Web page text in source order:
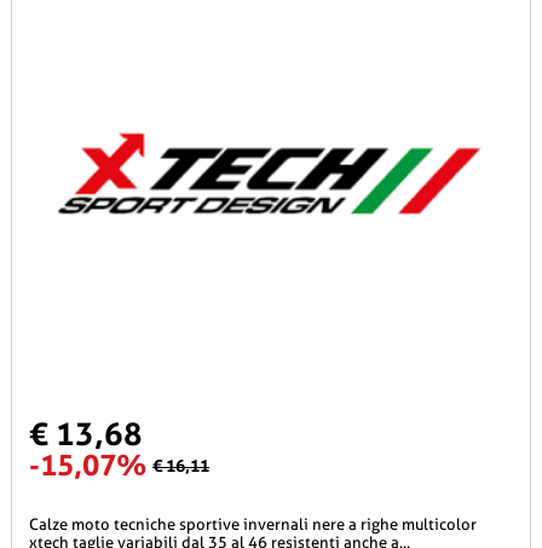
€ 13,68
-15,07% € 16,11
calze moto tecniche sportive invernali nere a righe multicolor
xtech taglie variabili dal 35 al 46 resistenti anche a...